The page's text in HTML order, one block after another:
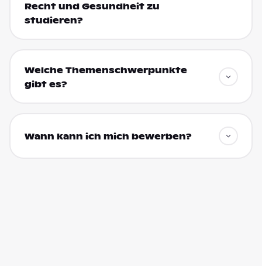
Recht und Gesundheit zu
studieren?
Welche Themenschwerpunkte
gibt es?
Wann kann ich mich bewerben?